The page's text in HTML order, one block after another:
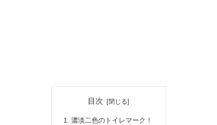
目次
濃淡二色のトイレマーク！